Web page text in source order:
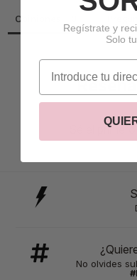
Opiniones
Sé el
No olvides
Regístrate y
Solo
correo electrónico